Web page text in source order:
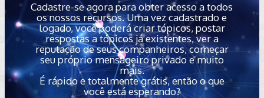
Cadastre-se agora para obter acesso a todos
os nossos recursos. Uma vez cadastrado e
logado, você poderá criar tópicos, postar
respostas a tópicos já existentes, ver a
reputação de seus companheiros, começar
seu próprio mensageiro privado e muito
mais.
É rápido e totalmente grátis, então o que
você está esperando?